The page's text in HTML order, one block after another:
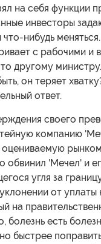
на себя функции
инвесторы
что-нибудь
с рабочими и
другому
он теряет
ответ.
своего
компанию
обвинил 'Мечел' и
угля за
от уплаты
на
болезнь есть
быстрее